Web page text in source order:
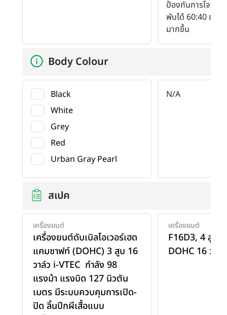
ป้องกันการโจรกร
พับได้ 60:40 ขยา
มากขึ้น
Body Colour
Black
White
Grey
Red
Urban Gray Pearl
N/A
สเปค
เครื่องยนต์
เครื่องยนต์ดับเบิลโอเวอร์เฮด
แคมชาฟท์ (DOHC) 3 สูบ 16
วาล์ว i-VTEC กำลัง 98
แรงม้า แรงบิด 127 นิวตัน
เมตร มีระบบควบคุมการเปิด-
ปิด ลิ้นปีกผีเสื้อแบบ
เครื่องยนต์
F16D3, 4 สูบแ
DOHC 16 วาล์